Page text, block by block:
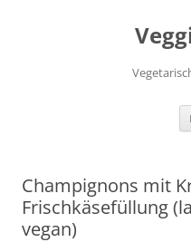
Champignons mit
Frischkäsefüllung
vegan)